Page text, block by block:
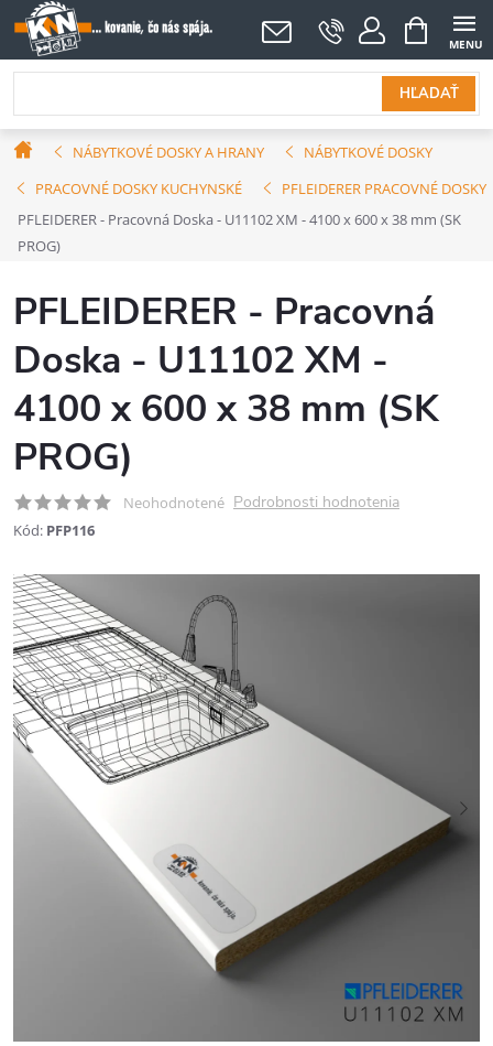
Prejsť
na
obsah
HĽADAŤ
NÁKUPNÝ
KOŠÍK
DomovNÁBYTKOVÉ DOSKY A HRANY
NÁBYTKOVÉ DOSKY
PRACOVNÉ DOSKY KUCHYNSKÉ
PFLEIDERER PRACOVNÉ DOSKY
PFLEIDERER - Pracovná Doska - U11102 XM - 4100 x 600 x 38 mm (SK
PROG)
PFLEIDERER - Pracovná
Doska - U11102 XM -
4100 x 600 x 38 mm (SK
PROG)
Neohodnotené Podrobnosti hodnotenia
Kód: PFP116